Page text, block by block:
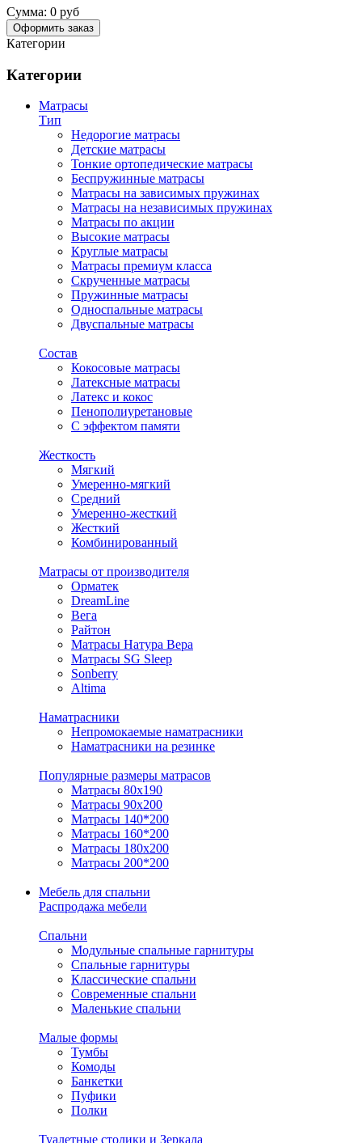
Сумма: 0 руб
Оформить заказ
Категории
Категории
Матрасы
Тип
Недорогие матрасы
Детские матрасы
Тонкие ортопедические матрасы
Беспружинные матрасы
Матрасы на зависимых пружинах
Матрасы на независимых пружинах
Матрасы по акции
Высокие матрасы
Круглые матрасы
Матрасы премиум класса
Скрученные матрасы
Пружинные матрасы
Односпальные матрасы
Двуспальные матрасы
Состав
Кокосовые матрасы
Латексные матрасы
Латекс и кокос
Пенополиуретановые
С эффектом памяти
Жесткость
Мягкий
Умеренно-мягкий
Средний
Умеренно-жесткий
Жесткий
Комбинированный
Матрасы от производителя
Орматек
DreamLine
Вега
Райтон
Матрасы Натура Вера
Матрасы SG Sleep
Sonberry
Altima
Наматрасники
Непромокаемые наматрасники
Наматрасники на резинке
Популярные размеры матрасов
Матрасы 80x190
Матрасы 90x200
Матрасы 140*200
Матрасы 160*200
Матрасы 180x200
Матрасы 200*200
Мебель для спальни
Распродажа мебели
Спальни
Модульные спальные гарнитуры
Спальные гарнитуры
Классические спальни
Современные спальни
Маленькие спальни
Малые формы
Тумбы
Комоды
Банкетки
Пуфики
Полки
Туалетные столики и Зеркала